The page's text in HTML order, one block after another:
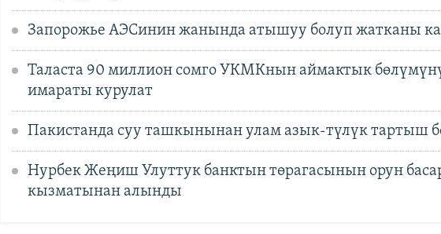
Запорожье АЭСинин жанында атышуу болуп жатканы
Таласта 90 миллион сомго УКМКнын аймактык
имараты курулат
Пакистанда суу ташкынынан улам азык-түлүк тартыш
Нурбек Жеңиш Улуттук банктын төрагасынын орун
кызматынан алынды